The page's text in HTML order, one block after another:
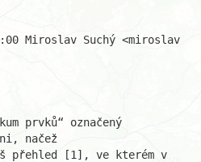
Miroslav Suchý <miroslav
prvků“ označený
načež
přehled [1], ve kterém v